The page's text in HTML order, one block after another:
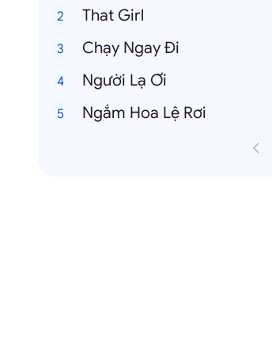
That Girl
Chạy Ngay Đi
Người Lạ Ơi
Ngắm Hoa Lệ Rơi